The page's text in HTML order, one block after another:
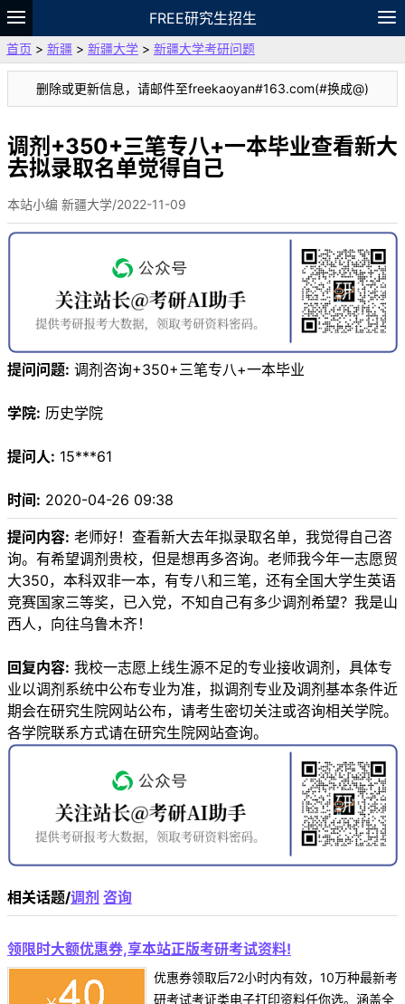
FREE研究生招生
题库
故事 专题 APP 笔记
VIP
资料
首页 > 新疆 > 新疆大学 > 新疆大学考研问题
删除或更新信息，请邮件至freekaoyan#163.com(#换成@)
调剂+350+三笔专八+一本毕业查看新大
去拟录取名单觉得自己
本站小编 新疆大学/2022-11-09
提问问题: 调剂咨询+350+三笔专八+一本毕业
学院: 历史学院
提问人: 15***61
时间: 2020-04-26 09:38
提问内容: 老师好！查看新大去年拟录取名单，我觉得自己咨
询。有希望调剂贵校，但是想再多咨询。老师我今年一志愿贸
大350，本科双非一本，有专八和三笔，还有全国大学生英语
竞赛国家三等奖，已入党，不知自己有多少调剂希望？我是山
西人，向往乌鲁木齐！
回复内容: 我校一志愿上线生源不足的专业接收调剂，具体专
业以调剂系统中公布专业为准，拟调剂专业及调剂基本条件近
期会在研究生院网站公布，请考生密切关注或咨询相关学院。
各学院联系方式请在研究生院网站查询。
相关话题/调剂 咨询
领限时大额优惠券,享本站正版考研考试资料!
优惠券领取后72小时内有效，10万种最新考
研考试考证类电子打印资料任你选。涵盖全